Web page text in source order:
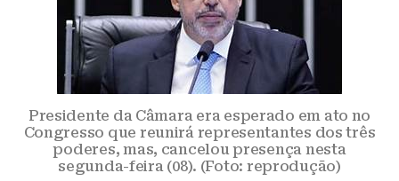
Presidente da Câmara era esperado em ato no
Congresso que reunirá representantes dos três
poderes, mas, cancelou presença nesta
segunda-feira (08). (Foto: reprodução)